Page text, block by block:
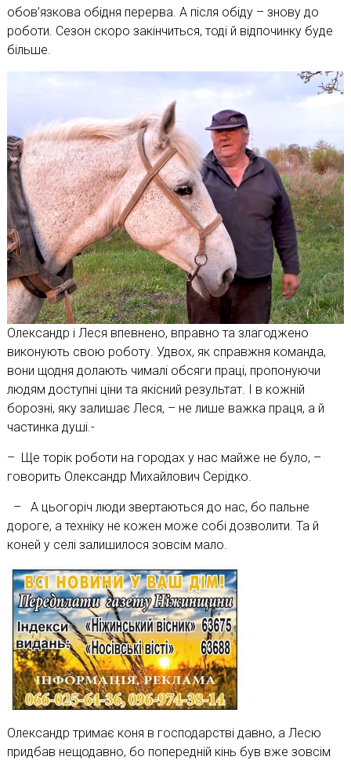
обов’язкова обідня перерва. А після обіду – знову до
роботи. Сезон скоро закінчиться, тоді й відпочинку буде
більше.
Олександр і Леся впевнено, вправно та злагоджено
виконують свою роботу. Удвох, як справжня команда,
вони щодня долають чималі обсяги праці, пропонуючи
людям доступні ціни та якісний результат. І в кожній
борозні, яку залишає Леся, – не лише важка праця, а й
частинка душі.-
– Ще торік роботи на городах у нас майже не було, –
говорить Олександр Михайлович Серідко.
– А цьогоріч люди звертаються до нас, бо пальне
дороге, а техніку не кожен може собі дозволити. Та й
коней у селі залишилося зовсім мало.
Олександр тримає коня в господарстві давно, а Лесю
придбав нещодавно, бо попередній кінь був вже зовсім